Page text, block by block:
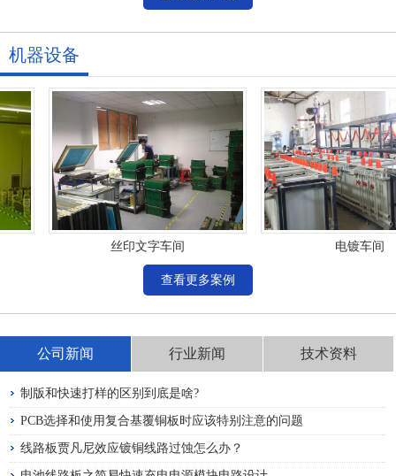
机器设备
丝印文字车间 电镀车间
查看更多案例
公司新闻 行业新闻 技术资料
制版和快速打样的区别到底是啥?
PCB选择和使用复合基覆铜板时应该特别注意的问题
线路板贾凡尼效应镀铜线路过蚀怎么办？